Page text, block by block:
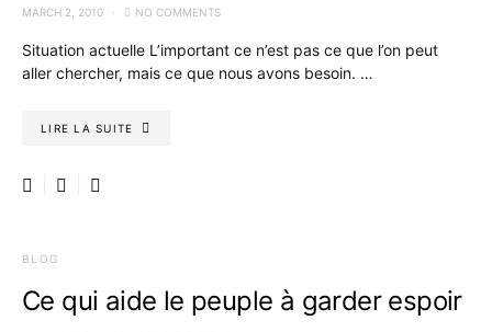
MARCH 2, 2010 NO COMMENTS
Situation actuelle L’important ce n’est pas ce que l’on peut
aller chercher, mais ce que nous avons besoin. …
LIRE LA SUITE
BLOG
Ce qui aide le peuple à garder espoir